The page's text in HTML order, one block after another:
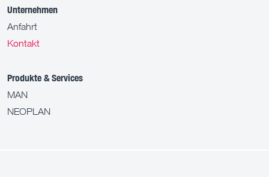
Unternehmen
Anfahrt
Kontakt
Produkte & Services
MAN
NEOPLAN